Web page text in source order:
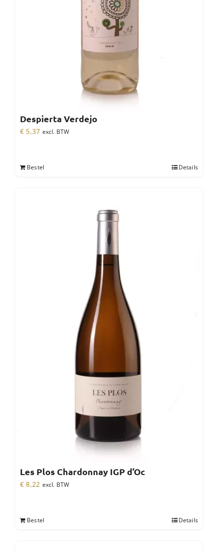
Despierta Verdejo
€ 5,37 excl. BTW
Bestel Details
Les Plos Chardonnay IGP d’Oc
€ 8,22 excl. BTW
Bestel Details